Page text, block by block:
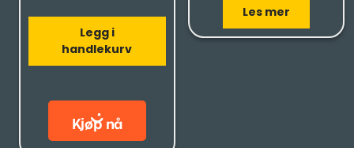
Legg i
handlekurv
Les mer